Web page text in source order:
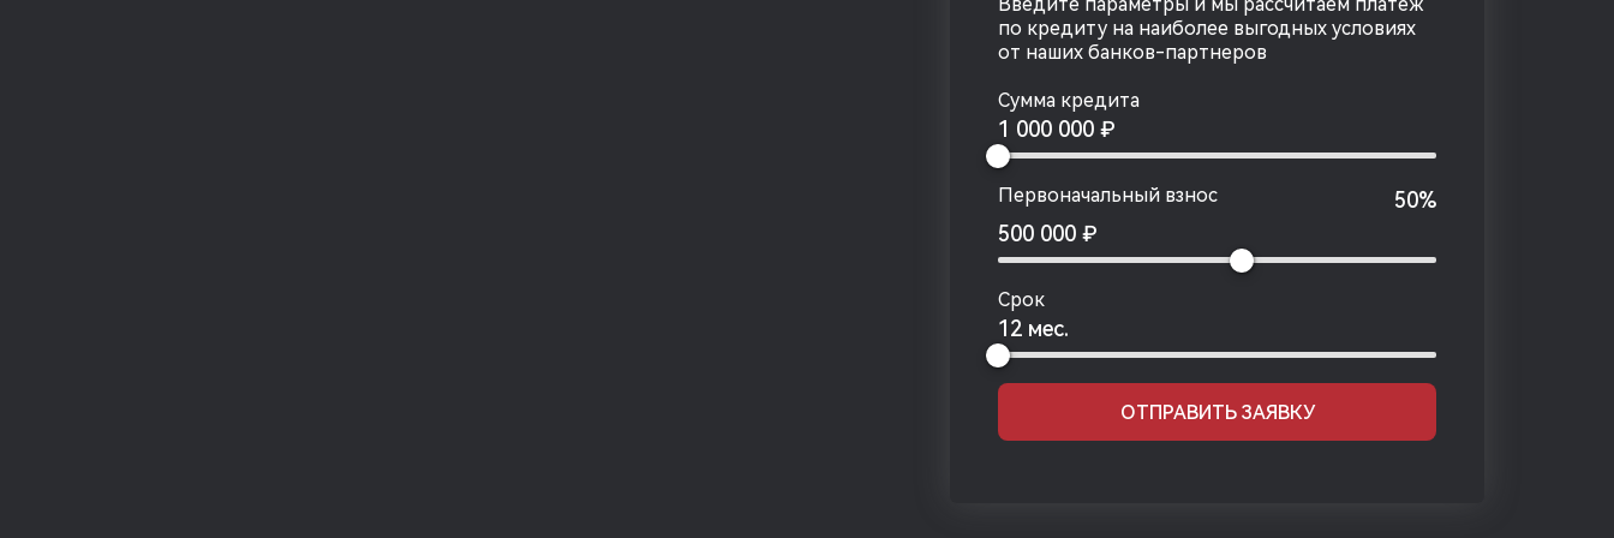
по кредиту на наиболее выгодных условиях
от наших банков-партнеров
Сумма кредита
1 000 000 ₽
Первоначальный взнос
50%
500 000 ₽
Срок
12 мес.
ОТПРАВИТЬ ЗАЯВКУ